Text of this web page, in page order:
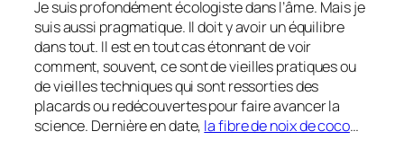
Je suis profondément écologiste dans l’âme. Mais je
suis aussi pragmatique. Il doit y avoir un équilibre
dans tout. Il est en tout cas étonnant de voir
comment, souvent, ce sont de vieilles pratiques ou
de vieilles techniques qui sont ressorties des
placards ou redécouvertes pour faire avancer la
science. Dernière en date, la fibre de noix de coco…